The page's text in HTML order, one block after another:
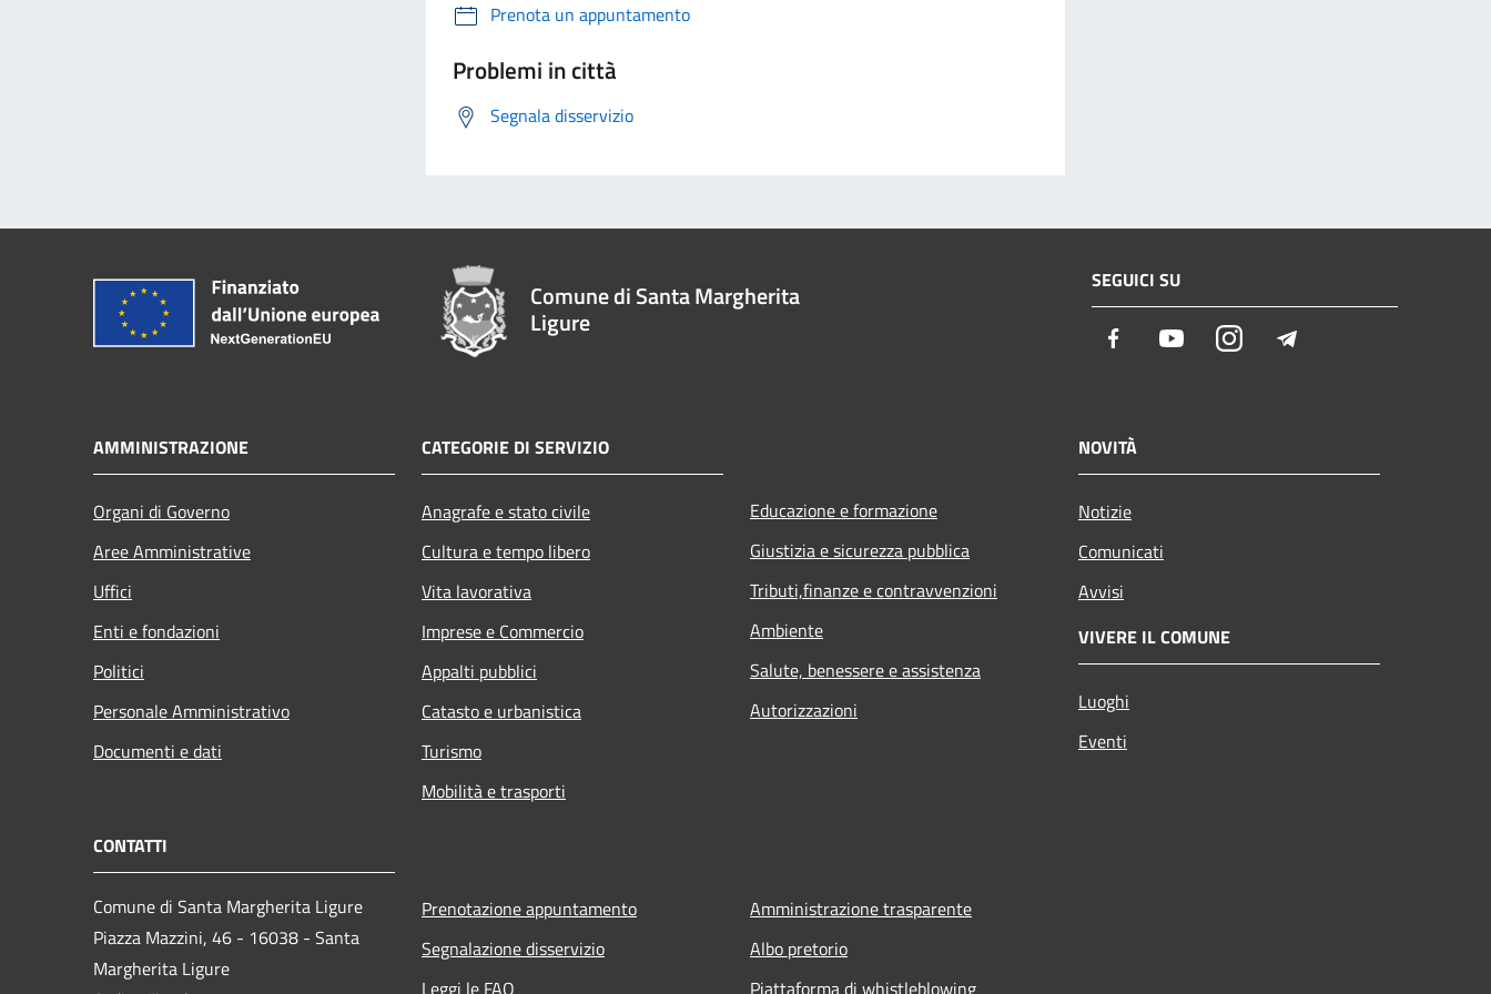
Prenota un appuntamento
Problemi in città
Segnala disservizio
Comune di Santa Margherita
Ligure
SEGUICI SU
Facebook YoutubeInstagram
AMMINISTRAZIONE
Organi di Governo
Aree Amministrative
Uffici
Enti e fondazioni
Politici
Personale Amministrativo
Documenti e dati
CATEGORIE DI SERVIZIO
Anagrafe e stato civile
Cultura e tempo libero
Vita lavorativa
Imprese e Commercio
Appalti pubblici
Catasto e urbanistica
Turismo
Mobilità e trasporti
Educazione e formazione
Giustizia e sicurezza pubblica
Tributi,finanze e contravvenzioni
Ambiente
Salute, benessere e assistenza
Autorizzazioni
NOVITÀ
Notizie
Comunicati
Avvisi
VIVERE IL COMUNE
Luoghi
Eventi
CONTATTI
Comune di Santa Margherita Ligure
Piazza Mazzini, 46 - 16038 - Santa
Margherita Ligure
Prenotazione appuntamento
Segnalazione disservizio
Amministrazione trasparente
Albo pretorio